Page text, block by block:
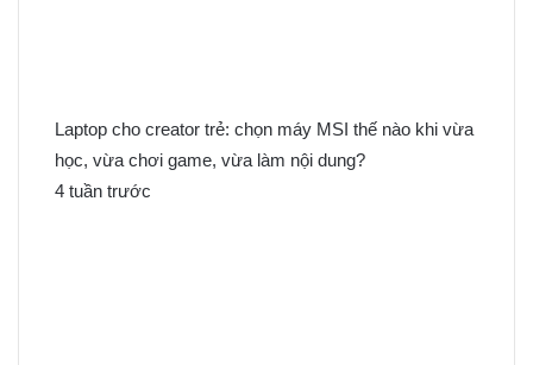
Laptop cho creator trẻ: chọn máy MSI thế nào khi vừa
học, vừa chơi game, vừa làm nội dung?
4 tuần trước